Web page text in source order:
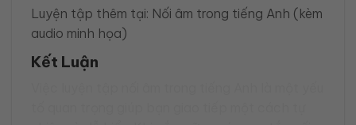
Luyện tập thêm tại: Nối âm trong tiếng Anh (kèm
audio minh họa)
Kết Luận